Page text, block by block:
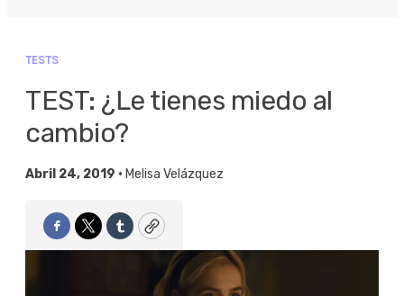
TESTS
TEST: ¿Le tienes miedo al
cambio?
Abril 24, 2019 • Melisa Velázquez
Facebook
TwitterTumblrCopy